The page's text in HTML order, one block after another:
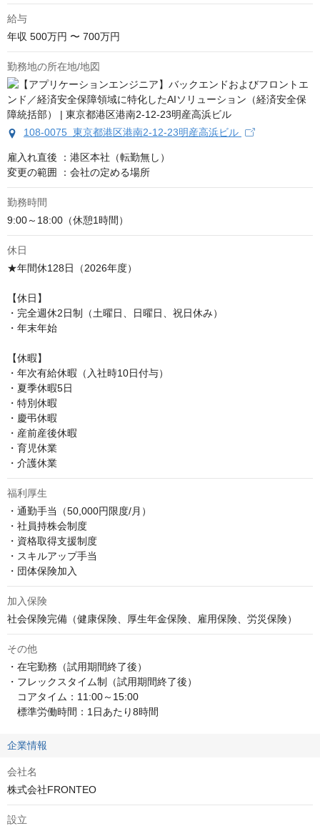
給与
年収 500万円 〜 700万円
勤務地の所在地/地図
108-0075 東京都港区港南2-12-23明産高浜ビル
雇入れ直後 ：港区本社（転勤無し）
変更の範囲 ：会社の定める場所
勤務時間
9:00～18:00（休憩1時間）
休日
★年間休128日（2026年度）
【休日】
・完全週休2日制（土曜日、日曜日、祝日休み）
・年末年始
【休暇】
・年次有給休暇（入社時10日付与）
・夏季休暇5日
・特別休暇
・慶弔休暇
・産前産後休暇
・育児休業
・介護休業
福利厚生
・通勤手当（50,000円限度/月）
・社員持株会制度
・資格取得支援制度
・スキルアップ手当
・団体保険加入
加入保険
社会保険完備（健康保険、厚生年金保険、雇用保険、労災保険）
その他
・在宅勤務（試用期間終了後）
・フレックスタイム制（試用期間終了後）
コアタイム：11:00～15:00
標準労働時間：1日あたり8時間
企業情報
会社名
株式会社FRONTEO
設立